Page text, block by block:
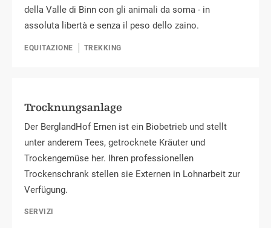
della Valle di Binn con gli animali da soma - in
assoluta libertà e senza il peso dello zaino.
EQUITAZIONE TREKKING
Trocknungsanlage
Der BerglandHof Ernen ist ein Biobetrieb und stellt
unter anderem Tees, getrocknete Kräuter und
Trockengemüse her. Ihren professionellen
Trockenschrank stellen sie Externen in Lohnarbeit zur
Verfügung.
SERVIZI